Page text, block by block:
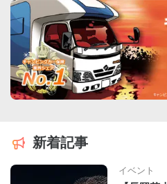
新着記事
イベント